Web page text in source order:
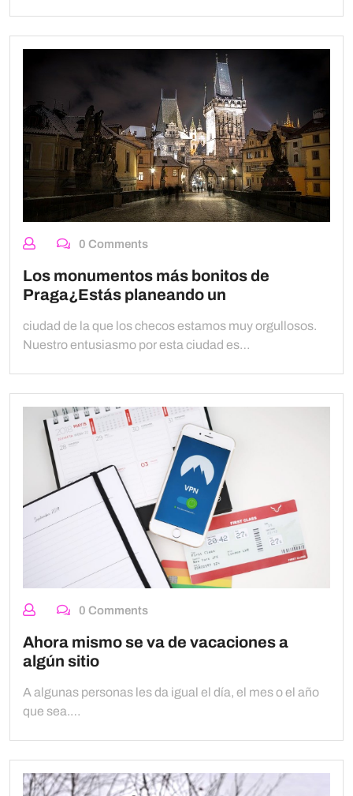
0 Comments
Los monumentos más bonitos de
Praga¿Estás planeando un
ciudad de la que los checos estamos muy orgullosos.
Nuestro entusiasmo por esta ciudad es…
0 Comments
Ahora mismo se va de vacaciones a
algún sitio
A algunas personas les da igual el día, el mes o el año
que sea.…